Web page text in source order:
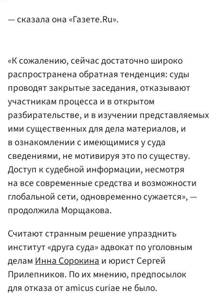
— сказала она «Газете.Ru».
«К сожалению, сейчас достаточно широко
распространена обратная тенденция: суды
проводят закрытые заседания, отказывают
участникам процесса и в открытом
разбирательстве, и в изучении представляемых
ими существенных для дела материалов, и
в ознакомлении с имеющимися у суда
сведениями, не мотивируя это по существу.
Доступ к судебной информации, несмотря
на все современные средства и возможности
глобальной сети, одновременно сужается», —
продолжила Морщакова.
Считают странным решение упразднить
институт «друга суда» адвокат по уголовным
деламИнна Сорокинаи юрист Сергей
Прилепников. По их мнению, предпосылок
для отказа от amicus curiae не было.